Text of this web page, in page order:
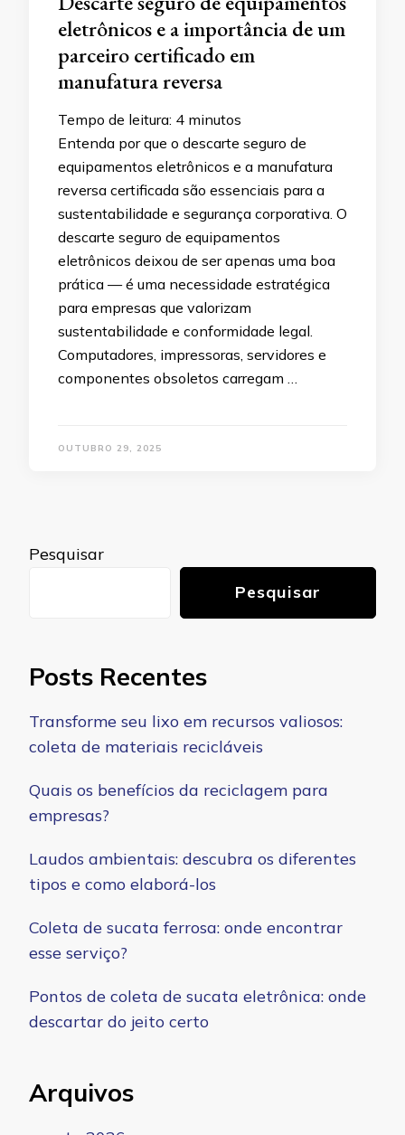
eletrônicos e a importância de um
parceiro certificado em
manufatura reversa
Tempo de leitura: 4 minutos
Entenda por que o descarte seguro de
equipamentos eletrônicos e a manufatura
reversa certificada são essenciais para a
sustentabilidade e segurança corporativa. O
descarte seguro de equipamentos
eletrônicos deixou de ser apenas uma boa
prática — é uma necessidade estratégica
para empresas que valorizam
sustentabilidade e conformidade legal.
Computadores, impressoras, servidores e
componentes obsoletos carregam …
OUTUBRO 29, 2025
Pesquisar
Pesquisar
Posts Recentes
Transforme seu lixo em recursos valiosos:
coleta de materiais recicláveis
Quais os benefícios da reciclagem para
empresas?
Laudos ambientais: descubra os diferentes
tipos e como elaborá-los
Coleta de sucata ferrosa: onde encontrar
esse serviço?
Pontos de coleta de sucata eletrônica: onde
descartar do jeito certo
Arquivos